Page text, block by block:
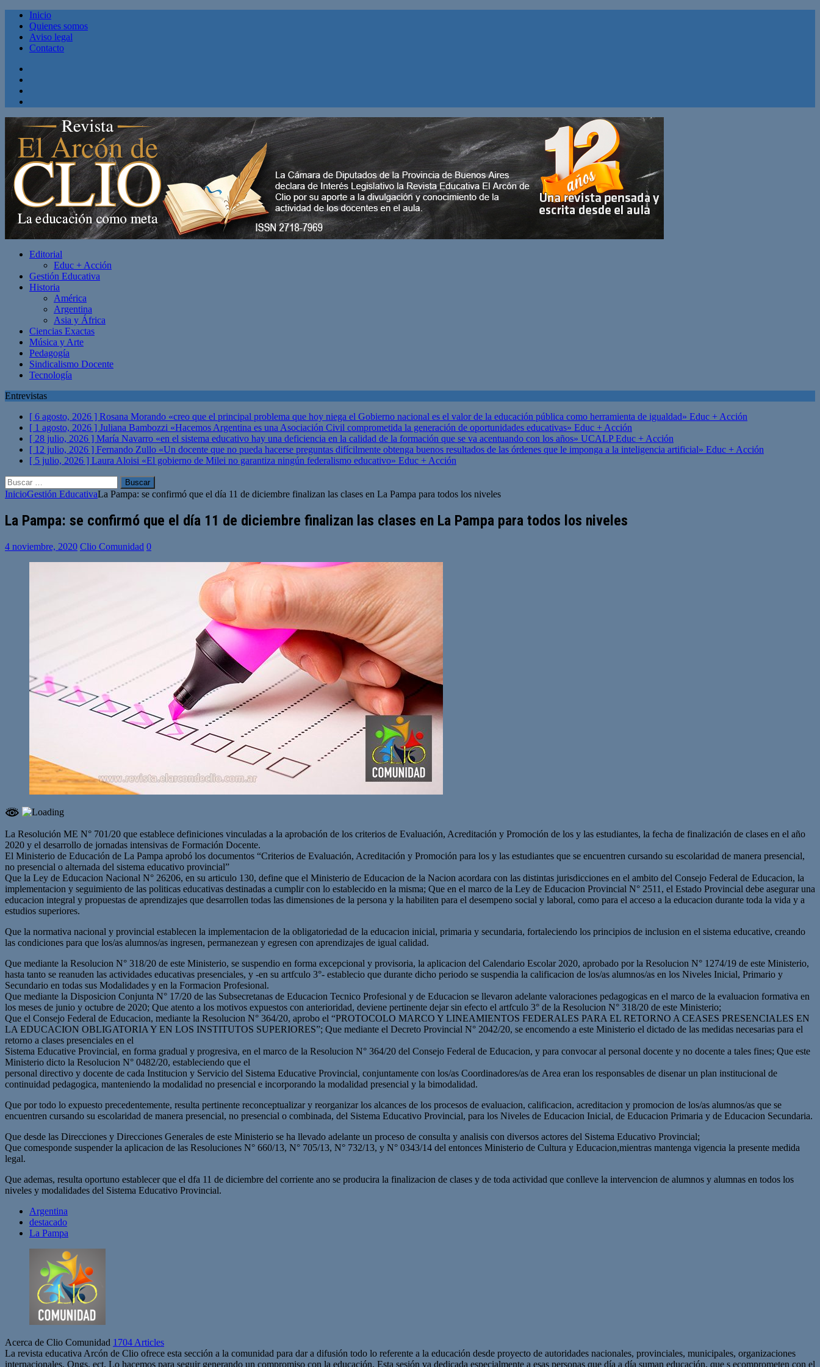
Inicio
Quienes somos
Aviso legal
Contacto
Editorial
Educ + Acción
Gestión Educativa
Historia
América
Argentina
Asia y África
Ciencias Exactas
Música y Arte
Pedagogía
Sindicalismo Docente
Tecnología
Entrevistas
[ 6 agosto, 2026 ] Rosana Morando «creo que el principal problema que hoy niega el Gobierno nacional es el valor de la educación pública como herramienta de igualdad» Educ + Acción
[ 1 agosto, 2026 ] Juliana Bambozzi «Hacemos Argentina es una Asociación Civil comprometida la generación de oportunidades educativas» Educ + Acción
[ 28 julio, 2026 ] María Navarro «en el sistema educativo hay una deficiencia en la calidad de la formación que se va acentuando con los años» UCALPEduc + Acción
[ 12 julio, 2026 ] Fernando Zullo «Un docente que no pueda hacerse preguntas difícilmente obtenga buenos resultados de las órdenes que le imponga a la inteligencia artificial» Educ + Acción
[ 5 julio, 2026 ] Laura Aloisi «El gobierno de Milei no garantiza ningún federalismo educativo» Educ + Acción
Buscar:
InicioGestión EducativaLa Pampa: se confirmó que el día 11 de diciembre finalizan las clases en La Pampa para todos los niveles
La Pampa: se confirmó que el día 11 de diciembre finalizan las clases en La Pampa para todos los niveles
4 noviembre, 2020 Clio Comunidad 0
La Resolución ME N° 701/20 que establece definiciones vinculadas a la aprobación de los criterios de Evaluación, Acreditación y Promoción de los y las estudiantes, la fecha de finalización de clases en el año
2020 y el desarrollo de jornadas intensivas de Formación Docente.
El Ministerio de Educación de La Pampa aprobó los documentos “Criterios de Evaluación, Acreditación y Promoción para los y las estudiantes que se encuentren cursando su escolaridad de manera presencial,
no presencial o alternada del sistema educativo provincial”
Que la Ley de Educacion Nacional N° 26206, en su articulo 130, define que el Ministerio de Educacion de la Nacion acordara con las distintas jurisdicciones en el ambito del Consejo Federal de Educacion, la
implementacion y seguimiento de las politicas educativas destinadas a cumplir con lo establecido en la misma; Que en el marco de la Ley de Educacion Provincial N° 2511, el Estado Provincial debe asegurar una
educacion integral y propuestas de aprendizajes que desarrollen todas las dimensiones de la persona y la habiliten para el desempeno social y laboral, como para el acceso a la educacion durante toda la vida y a
estudios superiores.
Que la normativa nacional y provincial establecen la implementacion de la obligatoriedad de la educacion inicial, primaria y secundaria, fortaleciendo los principios de inclusion en el sistema educative, creando
las condiciones para que los/as alumnos/as ingresen, permanezean y egresen con aprendizajes de igual calidad.
Que mediante la Resolucion N° 318/20 de este Ministerio, se suspendio en forma excepcional y provisoria, la aplicacion del Calendario Escolar 2020, aprobado por la Resolucion N° 1274/19 de este Ministerio,
hasta tanto se reanuden las actividades educativas presenciales, y -en su artfculo 3°- establecio que durante dicho periodo se suspendia la calificacion de los/as alumnos/as en los Niveles Inicial, Primario y
Secundario en todas sus Modalidades y en la Formacion Profesional.
Que mediante la Disposicion Conjunta N° 17/20 de las Subsecretanas de Educacion Tecnico Profesional y de Educacion se llevaron adelante valoraciones pedagogicas en el marco de la evaluacion formativa en
los meses de junio y octubre de 2020; Que atento a los motivos expuestos con anterioridad, deviene pertinente dejar sin efecto el artfculo 3° de la Resolucion N° 318/20 de este Ministerio;
Que el Consejo Federal de Educacion, mediante la Resolucion N° 364/20, aprobo el “PROTOCOLO MARCO Y LINEAMIENTOS FEDERALES PARA EL RETORNO A CEASES PRESENCIALES EN
LA EDUCACION OBLIGATORIA Y EN LOS INSTITUTOS SUPERIORES”; Que mediante el Decreto Provincial N° 2042/20, se encomendo a este Ministerio el dictado de las medidas necesarias para el
retorno a clases presenciales en el
Sistema Educative Provincial, en forma gradual y progresiva, en el marco de la Resolucion N° 364/20 del Consejo Federal de Educacion, y para convocar al personal docente y no docente a tales fines; Que este
Ministerio dicto la Resolucion N° 0482/20, estableciendo que el
personal directivo y docente de cada Institucion y Servicio del Sistema Educative Provincial, conjuntamente con los/as Coordinadores/as de Area eran los responsables de disenar un plan institucional de
continuidad pedagogica, manteniendo la modalidad no presencial e incorporando la modalidad presencial y la bimodalidad.
Que por todo lo expuesto precedentemente, resulta pertinente reconceptualizar y reorganizar los alcances de los procesos de evaluacion, calificacion, acreditacion y promocion de los/as alumnos/as que se
encuentren cursando su escolaridad de manera presencial, no presencial o combinada, del Sistema Educativo Provincial, para los Niveles de Educacion Inicial, de Educacion Primaria y de Educacion Secundaria.
Que desde las Direcciones y Direcciones Generales de este Ministerio se ha llevado adelante un proceso de consulta y analisis con diversos actores del Sistema Educativo Provincial;
Que comesponde suspender la aplicacion de las Resoluciones N° 660/13, N° 705/13, N° 732/13, y N° 0343/14 del entonces Ministerio de Cultura y Educacion,mientras mantenga vigencia la presente medida
legal.
Que ademas, resulta oportuno establecer que el dfa 11 de diciembre del corriente ano se producira la finalizacion de clases y de toda actividad que conlleve la intervencion de alumnos y alumnas en todos los
niveles y modalidades del Sistema Educativo Provincial.
Argentina
destacado
La Pampa
Acerca de Clio Comunidad 1704 Articles
La revista educativa Arcón de Clio ofrece esta sección a la comunidad para dar a difusión todo lo referente a la educación desde proyecto de autoridades nacionales, provinciales, municipales, organizaciones
internacionales, Ongs, ect. Lo hacemos para seguir generando un compromiso con la educación. Esta sesión va dedicada especialmente a esas personas que día a día suman educación, que s ecomprometen con el